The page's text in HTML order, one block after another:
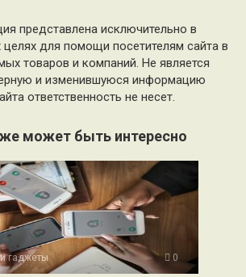
представлена исключительно в
для помощи посетителям сайта в
товаров и компаний. Не является
и изменившуюся информацию
ответственность не несет.
может быть интересно
гаджеты 0